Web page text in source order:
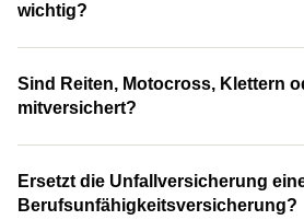
wichtig?
Sind Reiten, Motocross, Klettern
mitversichert?
Ersetzt die Unfall­ver­si­che­rung
Berufsunfähigkeitsversicherung?